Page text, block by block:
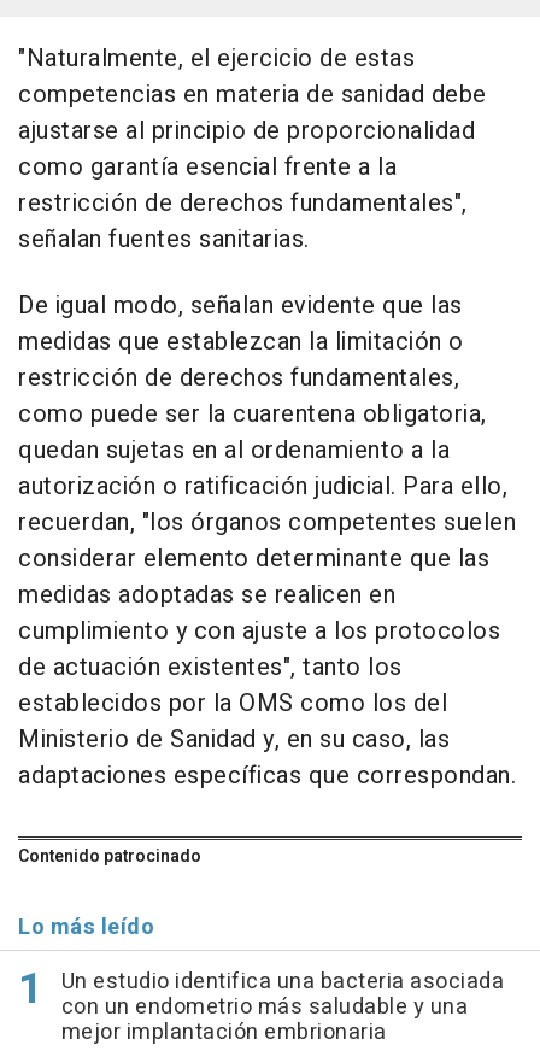
"Naturalmente, el ejercicio de estas
competencias en materia de sanidad debe
ajustarse al principio de proporcionalidad
como garantía esencial frente a la
restricción de derechos fundamentales",
señalan fuentes sanitarias.
De igual modo, señalan evidente que las
medidas que establezcan la limitación o
restricción de derechos fundamentales,
como puede ser la cuarentena obligatoria,
quedan sujetas en al ordenamiento a la
autorización o ratificación judicial. Para ello,
recuerdan, "los órganos competentes suelen
considerar elemento determinante que las
medidas adoptadas se realicen en
cumplimiento y con ajuste a los protocolos
de actuación existentes", tanto los
establecidos por la OMS como los del
Ministerio de Sanidad y, en su caso, las
adaptaciones específicas que correspondan.
Contenido patrocinado
Lo más leído
Un estudio identifica una bacteria asociada
con un endometrio más saludable y una
mejor implantación embrionaria